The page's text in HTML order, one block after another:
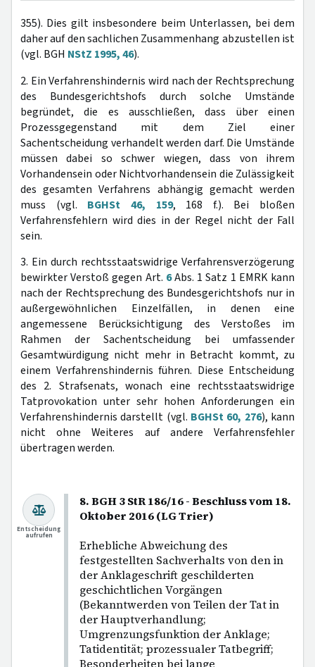
355). Dies gilt insbesondere beim Unterlassen, bei dem
daher auf den sachlichen Zusammenhang abzustellen ist
(vgl. BGH NStZ 1995, 46).
2. Ein Verfahrenshindernis wird nach der Rechtsprechung
des Bundesgerichtshofs durch solche Umstände
begründet, die es ausschließen, dass über einen
Prozessgegenstand mit dem Ziel einer
Sachentscheidung verhandelt werden darf. Die Umstände
müssen dabei so schwer wiegen, dass von ihrem
Vorhandensein oder Nichtvorhandensein die Zulässigkeit
des gesamten Verfahrens abhängig gemacht werden
muss (vgl. BGHSt 46, 159, 168 f.). Bei bloßen
Verfahrensfehlern wird dies in der Regel nicht der Fall
sein.
3. Ein durch rechtsstaatswidrige Verfahrensverzögerung
bewirkter Verstoß gegen Art. 6Abs. 1 Satz 1 EMRK kann
nach der Rechtsprechung des Bundesgerichtshofs nur in
außergewöhnlichen Einzelfällen, in denen eine
angemessene Berücksichtigung des Verstoßes im
Rahmen der Sachentscheidung bei umfassender
Gesamtwürdigung nicht mehr in Betracht kommt, zu
einem Verfahrenshindernis führen. Diese Entscheidung
des 2. Strafsenats, wonach eine rechtsstaatswidrige
Tatprovokation unter sehr hohen Anforderungen ein
Verfahrenshindernis darstellt (vgl. BGHSt 60, 276), kann
nicht ohne Weiteres auf andere Verfahrensfehler
übertragen werden.
8. BGH 3 StR 186/16 - Beschluss vom 18.
Oktober 2016 (LG Trier)
Erhebliche Abweichung des
festgestellten Sachverhalts von den in
der Anklageschrift geschilderten
geschichtlichen Vorgängen
(Bekanntwerden von Teilen der Tat in
der Hauptverhandlung;
Umgrenzungsfunktion der Anklage;
Tatidentität; prozessualer Tatbegriff;
Besonderheiten bei lange
Entscheidung
aufrufen